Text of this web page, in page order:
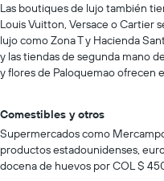
Las boutiques de lujo también
Louis Vuitton, Versace o Cartier
lujo como Zona T y Hacienda
y las tiendas de segunda mano
y flores de Paloquemao ofrecen
Comestibles y otros
Supermercados como
productos estadounidenses,
docena de huevos por COL $